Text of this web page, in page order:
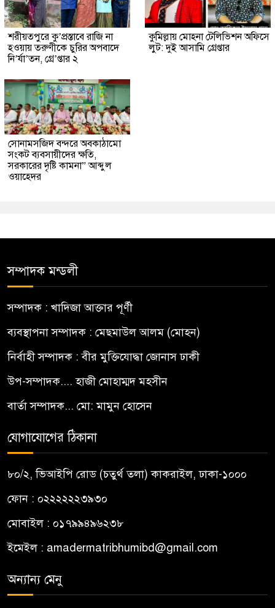
শরীয়তপুরে কু’প্রস্তাবে রাজি না
হওয়ায় তরুণীকে চুরির অপবাদে
নি’র্যা’তন, গ্রে’প্তার ২
কুমিল্লায় মোহনা টেলিভিশন অফিসে
লুট: দুই আসামি গ্রেপ্তার
সোনামসজিদ বন্দরে অবকাঠামো
সংকট ব্যবসায়ীদের ক্ষতি,
সরকারের দৃষ্টি কামনা” আব্দুল
ওয়াহেদর
সম্পাদক মন্ডলী
সম্পাদক : খাদিজা আক্তার পূর্ণী
ব্যবস্থাপনা সম্পাদক : মেছমাউল আলম (মোহন)
নির্বাহী সম্পাদক : বীর মুক্তিযোদ্ধা জোনাস ঢাকী
উপ-সম্পাদক.... হাজী মোহাম্মদ মহসীন
বার্তা সম্পাদক... মো: মামুন হোসেন
যোগাযোগের ঠিকানা
৮০/২, ভিআইপি রোড (চতুর্থ তলা) কাকরাইল, ঢাকা-১০০০
ফোন : ০২২২২২২৩৯৩০
মোবাইল : ০১৭৯৯৪৯৬২৩৮
ইমেইল : amadermatribhumibd@gmail.com
অন্যান্য মেনু